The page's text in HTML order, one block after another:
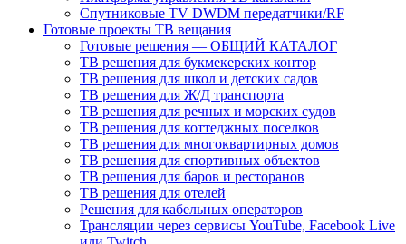
Спутниковые TV DWDM передатчики/RF
Готовые проекты ТВ вещания
Готовые решения — ОБЩИЙ КАТАЛОГ
ТВ решения для букмекерских контор
ТВ решения для школ и детских садов
ТВ решения для Ж/Д транспорта
ТВ решения для речных и морских судов
ТВ решения для коттеджных поселков
ТВ решения для многоквартирных домов
ТВ решения для спортивных объектов
ТВ решения для баров и ресторанов
ТВ решения для отелей
Решения для кабельных операторов
Трансляции через сервисы YouTube, Facebook Live